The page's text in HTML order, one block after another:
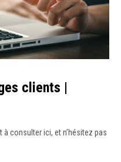
clients |
à consulter ici, et n’hésitez pas